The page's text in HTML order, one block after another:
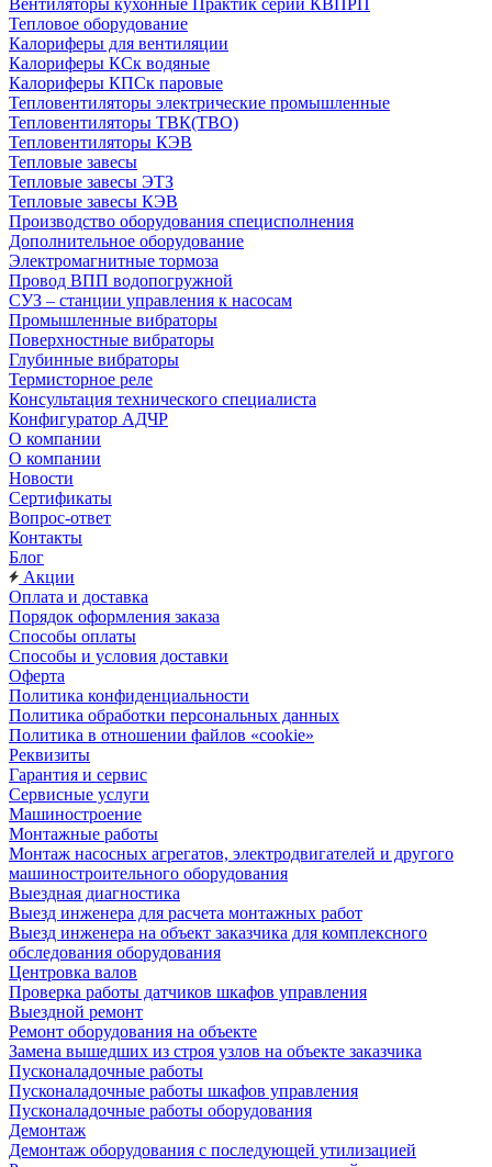
Вентиляторы кухонные Практик серии КВПРП
Тепловое оборудование
Калориферы для вентиляции
Калориферы КСк водяные
Калориферы КПСк паровые
Тепловентиляторы электрические промышленные
Тепловентиляторы ТВК(ТВО)
Тепловентиляторы КЭВ
Тепловые завесы
Тепловые завесы ЭТЗ
Тепловые завесы КЭВ
Производство оборудования специсполнения
Дополнительное оборудование
Электромагнитные тормоза
Провод ВПП водопогружной
СУЗ – станции управления к насосам
Промышленные вибраторы
Поверхностные вибраторы
Глубинные вибраторы
Термисторное реле
Консультация технического специалиста
Конфигуратор АДЧР
О компании
О компании
Новости
Сертификаты
Вопрос-ответ
Контакты
Блог
Акции
Оплата и доставка
Порядок оформления заказа
Способы оплаты
Способы и условия доставки
Оферта
Политика конфиденциальности
Политика обработки персональных данных
Политика в отношении файлов «cookie»
Реквизиты
Гарантия и сервис
Сервисные услуги
Машиностроение
Монтажные работы
Монтаж насосных агрегатов, электродвигателей и другого
машиностроительного оборудования
Выездная диагностика
Выезд инженера для расчета монтажных работ
Выезд инженера на объект заказчика для комплексного
обследования оборудования
Центровка валов
Проверка работы датчиков шкафов управления
Выездной ремонт
Ремонт оборудования на объекте
Замена вышедших из строя узлов на объекте заказчика
Пусконаладочные работы
Пусконаладочные работы шкафов управления
Пусконаладочные работы оборудования
Демонтаж
Демонтаж оборудования с последующей утилизацией